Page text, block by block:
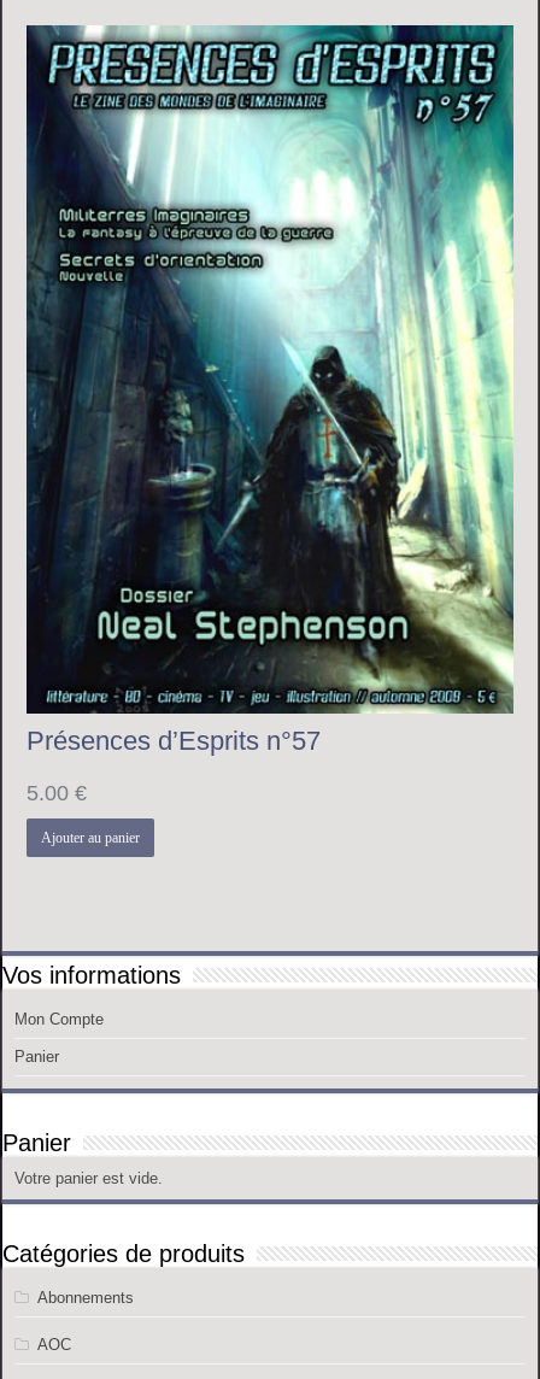
Présences d’Esprits n°57
5.00€
Ajouter au panier
Vos informations
Mon Compte
Panier
Panier
Votre panier est vide.
Catégories de produits
Abonnements
AOC